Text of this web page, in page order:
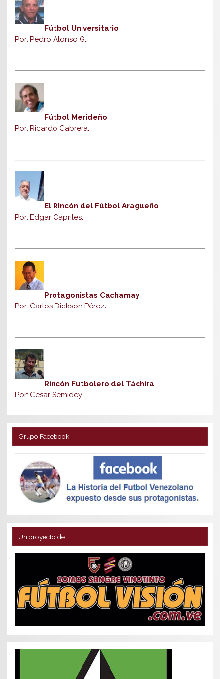
Fútbol Universitario
Por: Pedro Alonso G.
Fútbol Merideño
Por: Ricardo Cabrera.
El Rincón del Fútbol Aragueño
Por: Edgar Capriles.
Protagonistas Cachamay
Por: Carlos Dickson Pérez.
Rincón Futbolero del Táchira
Por: Cesar Semidey.
Grupo Facebook
Un proyecto de: